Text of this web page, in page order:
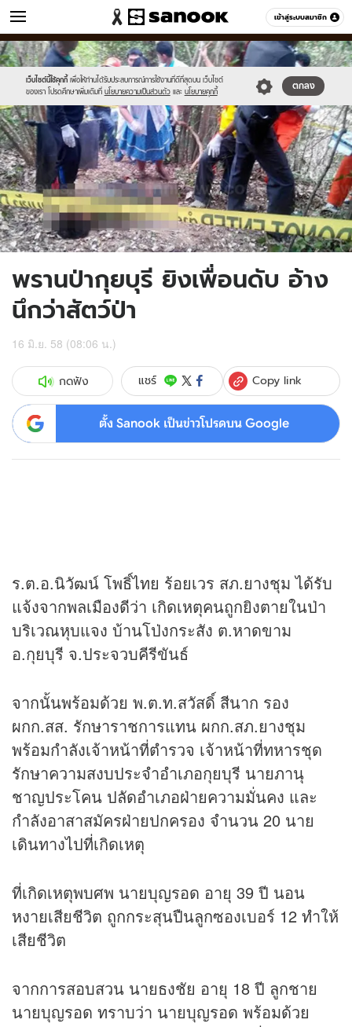
เข้าสู่ระบบสมาชิก
ข่าว หมวดอื่นๆ
เว็บไซต์นี้ใช้คุกกี้ เพื่อให้ท่านได้รับประสบการณ์การใช้งานที่ดีที่สุดบน เว็บไซต์
ของเรา โปรดศึกษาเพิ่มเติมที่ นโยบายความเป็นส่วนตัว และ นโยบายคุกกี้
ตกลง
Sanook
//s.isanook.com/sr/0/images/logo-
new-
sanook.png
600
60
//s.isanook.com/ns/0/ud/362/1812979/fgrhtgjb.jpg
พรานป่ากุยบุรี ยิงเพื่อนดับ อ้าง
นึกว่าสัตว์ป่า
16 มิ.ย. 58 (08:06 น.)
กดฟัง แชร์ Copy link
ตั้ง Sanook เป็นข่าวโปรดบน Google
ร.ต.อ.นิวัฒน์ โพธิ์ไทย ร้อยเวร สภ.ยางชุม ได้รับ
แจ้งจากพลเมืองดีว่า เกิดเหตุคนถูกยิงตายในป่า
บริเวณหุบแจง บ้านโป่งกระสัง ต.หาดขาม
อ.กุยบุรี จ.ประจวบคีรีขันธ์
จากนั้นพร้อมด้วย พ.ต.ท.สวัสดิ์ สีนาก รอง
ผกก.สส. รักษาราชการแทน ผกก.สภ.ยางชุม
พร้อมกำลังเจ้าหน้าที่ตำรวจ เจ้าหน้าที่ทหารชุด
รักษาความสงบประจำอำเภอกุยบุรี นายภานุ
ชาญประโคน ปลัดอำเภอฝ่ายความมั่นคง และ
กำลังอาสาสมัครฝ่ายปกครอง จำนวน 20 นาย
เดินทางไปที่เกิดเหตุ
ที่เกิดเหตุพบศพ นายบุญรอด อายุ 39 ปี นอน
หงายเสียชีวิต ถูกกระสุนปืนลูกซองเบอร์ 12 ทำให้
เสียชีวิต
จากการสอบสวน นายธงชัย อายุ 18 ปี ลูกชาย
นายบุญรอด ทราบว่า นายบุญรอด พร้อมด้วย